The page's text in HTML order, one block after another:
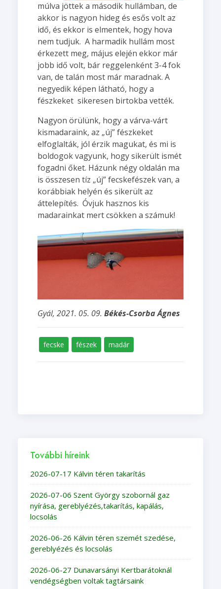
múlva jöttek a második hullámban, de
akkor is nagyon hideg és esős volt az
idő, és ekkor is elmentek, hogy hova
nem tudjuk. A harmadik hullám most
érkezett meg, május elején ekkor már
jobb idő volt, bár reggelenként 3-4 fok
van, de talán most már maradnak. A
negyedik képen látható, hogy a
fészkeket sikeresen birtokba vették.
Nagyon örülünk, hogy a várva-várt
kismadaraink, az „új” fészkeket
elfoglalták, jól érzik magukat, és mi is
boldogok vagyunk, hogy sikerült ismét
fogadni őket. Házunk négy oldalán ma
is összesen tíz „új” fecskefészek van, a
korábbiak helyén és sikerült az
áttelepítés. Óvjuk hasznos kis
madarainkat mert csökken a számuk!
Gyál, 2021. 05. 09. Békés-Csorba Ágnes
fecske fészek madár
További híreink
2026-07-17 Kálvin téren takarítás
2026-07-06 Szent György szobornál gaz
nyírása, gereblyézés,takarítás, kapálás,
locsolás
2026-06-26 Kálvin téren szemét szedése,
gereblyézés és locsolás
2026-06-27 Dunavarsányi Kertbarátoknál
vendégségben voltak tagtársaink